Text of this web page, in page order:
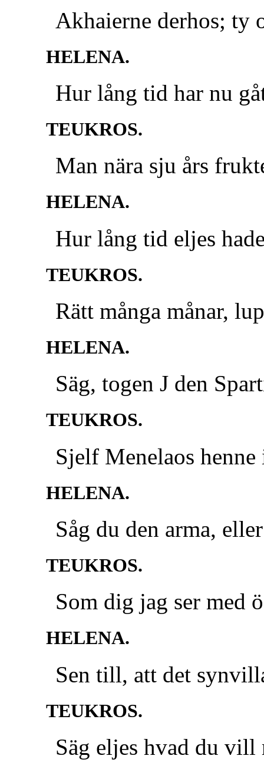
Akhaierne derhos; ty
HELENA.
Hur lång tid har nu
TEUKROS.
Man nära sju års
HELENA.
Hur lång tid eljes
TEUKROS.
Rätt många månar,
HELENA.
Säg, togen J den
TEUKROS.
Sjelf Menelaos
HELENA.
Såg du den arma,
TEUKROS.
Som dig jag ser med
HELENA.
Sen till, att det
TEUKROS.
Säg eljes hvad du